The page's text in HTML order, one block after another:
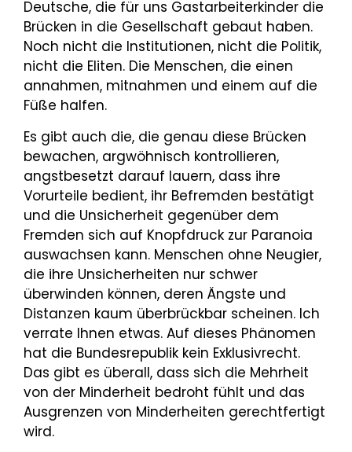
Deutsche, die für uns Gastarbeiterkinder die
Brücken in die Gesellschaft gebaut haben.
Noch nicht die Institutionen, nicht die Politik,
nicht die Eliten. Die Menschen, die einen
annahmen, mitnahmen und einem auf die
Füße halfen.
Es gibt auch die, die genau diese Brücken
bewachen, argwöhnisch kontrollieren,
angstbesetzt darauf lauern, dass ihre
Vorurteile bedient, ihr Befremden bestätigt
und die Unsicherheit gegenüber dem
Fremden sich auf Knopfdruck zur Paranoia
auswachsen kann. Menschen ohne Neugier,
die ihre Unsicherheiten nur schwer
überwinden können, deren Ängste und
Distanzen kaum überbrückbar scheinen. Ich
verrate Ihnen etwas. Auf dieses Phänomen
hat die Bundesrepublik kein Exklusivrecht.
Das gibt es überall, dass sich die Mehrheit
von der Minderheit bedroht fühlt und das
Ausgrenzen von Minderheiten gerechtfertigt
wird.